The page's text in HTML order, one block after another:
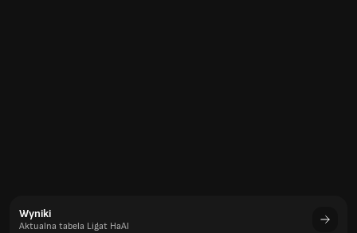
Wyniki
Aktualna tabela Ligat HaAl